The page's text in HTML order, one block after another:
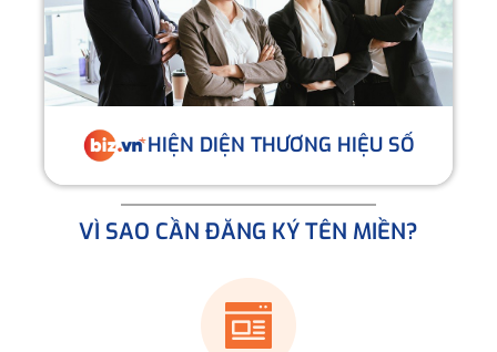
HIỆN DIỆN THƯƠNG HIỆU SỐ
VÌ SAO CẦN ĐĂNG KÝ TÊN MIỀN?